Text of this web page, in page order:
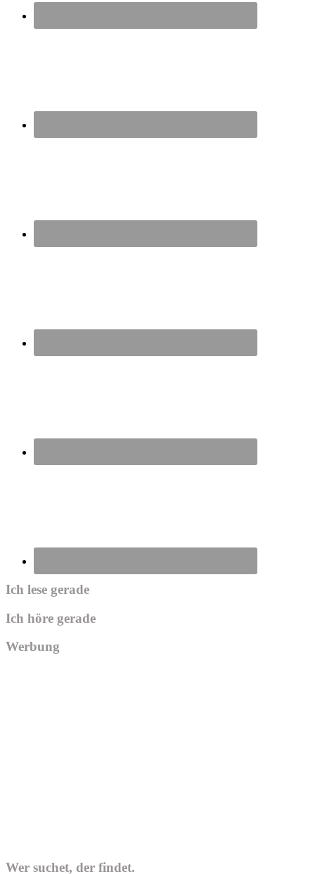
Ich lese gerade
Ich höre gerade
Werbung
Wer suchet, der findet.